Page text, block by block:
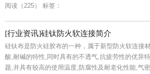
阅读（225） 标签：
[行业资讯]硅钛防火软连接简介
硅钛布是防火硅胶布的一种，属于新型防火软连接
酸,耐碱的特性,同时具有的不透气,抗疲劳性的优异
题,并具有较高的使用温度,防腐性及耐老化性能,气